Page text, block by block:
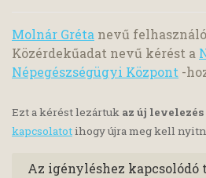
Molnár Gréta nevű
Közérdekűadat nevű kérést a
Népegészségügyi Központ -
Ezt a kérést lezártuk az új
kapcsolatotihogy újra meg kell
Az igényléshez kapcsolódó